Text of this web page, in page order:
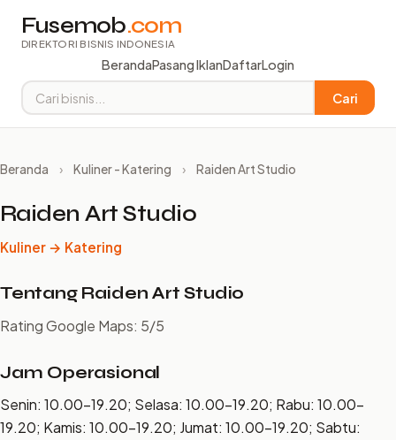
Fusemob.com
DIREKTORI BISNIS INDONESIA
BerandaPasang IklanDaftarLogin
Cari
Beranda › Kuliner - Katering › Raiden Art Studio
Raiden Art Studio
Kuliner → Katering
Tentang Raiden Art Studio
Rating Google Maps: 5/5
Jam Operasional
Senin: 10.00–19.20; Selasa: 10.00–19.20; Rabu: 10.00–
19.20; Kamis: 10.00–19.20; Jumat: 10.00–19.20; Sabtu: